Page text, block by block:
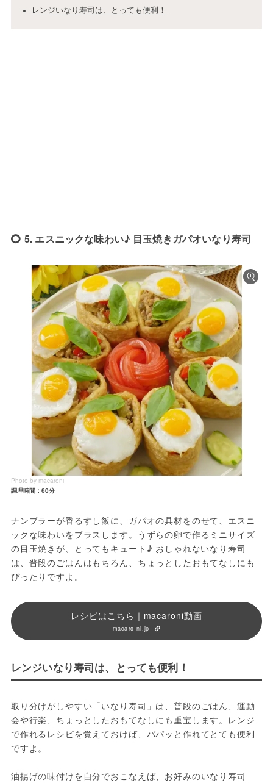
レンジいなり寿司は、とっても便利！
5. エスニックな味わい♪ 目玉焼きガパオいなり寿司
Photo by macaroni
調理時間：60分
ナンプラーが香るすし飯に、ガパオの具材をのせて、エスニ
ックな味わいをプラスします。うずらの卵で作るミニサイズ
の目玉焼きが、とってもキュート♪ おしゃれないなり寿司
は、普段のごはんはもちろん、ちょっとしたおもてなしにも
ぴったりですよ。
レシピはこちら｜macaroni動画
macaro-ni.jp
レンジいなり寿司は、とっても便利！
取り分けがしやすい「いなり寿司」は、普段のごはん、運動
会や行楽、ちょっとしたおもてなしにも重宝します。レンジ
で作れるレシピを覚えておけば、パパッと作れてとても便利
ですよ。
油揚げの味付けを自分でおこなえば、お好みのいなり寿司